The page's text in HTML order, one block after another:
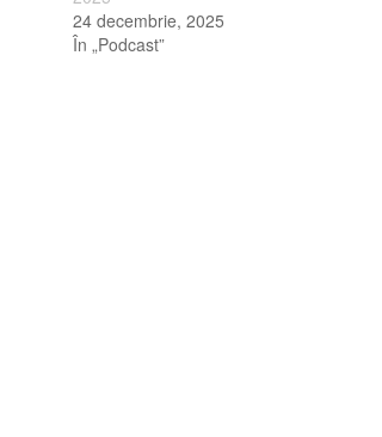
24 decembrie, 2025
În „Podcast”